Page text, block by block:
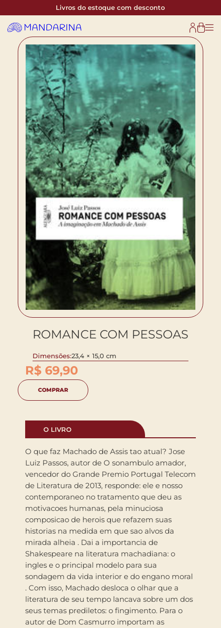
Livros do estoque com desconto
ROMANCE COM PESSOAS
Dimensões:23,4 × 15,0 cm
R$ 69,90
COMPRAR
O LIVRO
O que faz Machado de Assis tao atual? Jose
Luiz Passos, autor de O sonambulo amador,
vencedor do Grande Premio Portugal Telecom
de Literatura de 2013, responde: ele e nosso
contemporaneo no tratamento que deu as
motivacoes humanas, pela minuciosa
composicao de herois que refazem suas
historias na medida em que sao alvos da
mirada alheia . Dai a importancia de
Shakespeare na literatura machadiana: o
ingles e o principal modelo para sua
sondagem da vida interior e do engano moral
. Com isso, Machado desloca o olhar que a
literatura de seu tempo lancava sobre um dos
seus temas prediletos: o fingimento. Para o
autor de Dom Casmurro importam as